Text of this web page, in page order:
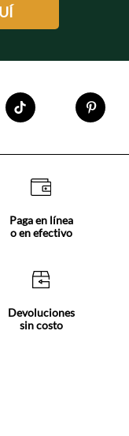
Paga en línea
o en efectivo
Devoluciones
sin costo